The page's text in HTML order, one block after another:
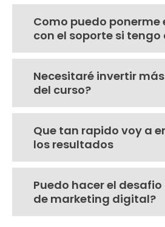
Como puedo
con el soporte si
Necesitaré invertir
del curso?
Que tan rapido voy a
los resultados
Puedo hacer el
de marketing digital?